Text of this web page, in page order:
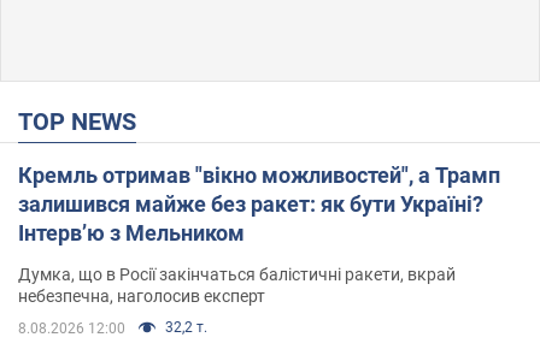
TOP NEWS
Кремль отримав "вікно можливостей", а Трамп
залишився майже без ракет: як бути Україні?
Інтерв’ю з Мельником
Думка, що в Росії закінчаться балістичні ракети, вкрай
небезпечна, наголосив експерт
8.08.2026 12:00 32,2 т.